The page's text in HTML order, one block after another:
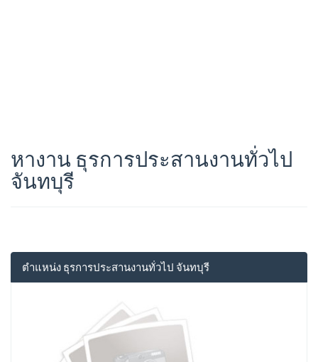
หางาน ธุรการประสานงานทั่วไป
จันทบุรี
ตำแหน่ง ธุรการประสานงานทั่วไป จันทบุรี